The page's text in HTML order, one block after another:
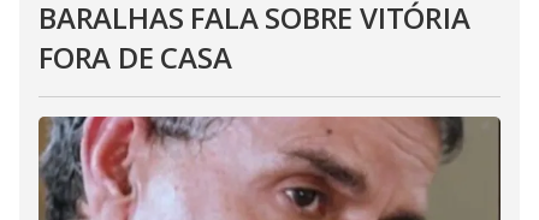
BARALHAS FALA SOBRE VITÓRIA
FORA DE CASA